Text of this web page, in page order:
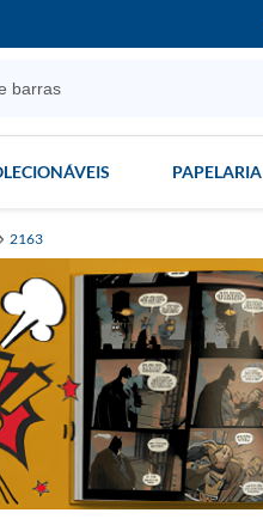
PAPELARIA
2163